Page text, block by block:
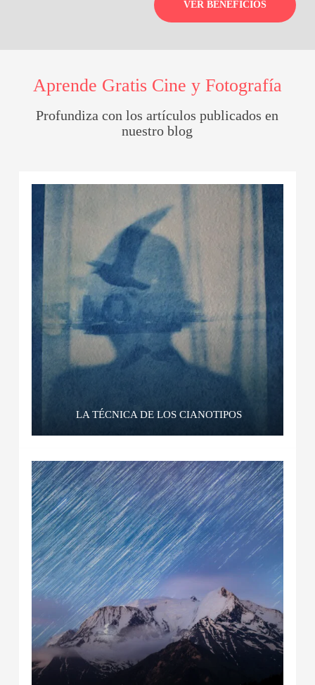
VER BENEFICIOS
Aprende Gratis Cine y Fotografía
Profundiza con los artículos publicados en
nuestro blog
LA TÉCNICA DE LOS CIANOTIPOS